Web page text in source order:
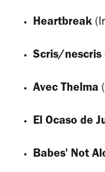
Heartbreak
Scris/nescris
Avec Thelma
El Ocaso de
Babes' Not